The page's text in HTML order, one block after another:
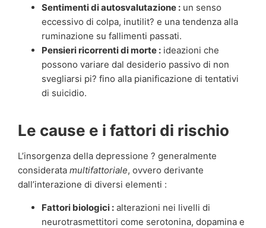
Sentimenti di autosvalutazione : un senso
eccessivo di colpa, inutilit? e una tendenza alla
ruminazione su fallimenti passati.
Pensieri ricorrenti di morte : ideazioni che
possono variare dal desiderio passivo di non
svegliarsi pi? fino alla pianificazione di tentativi
di suicidio.
Le cause e i fattori di rischio
L’insorgenza della depressione ? generalmente
considerata multifattoriale, ovvero derivante
dall’interazione di diversi elementi :
Fattori biologici : alterazioni nei livelli di
neurotrasmettitori come serotonina, dopamina e